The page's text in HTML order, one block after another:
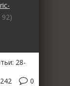
92)
28-
0
242